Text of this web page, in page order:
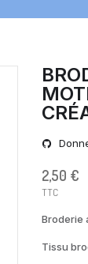
2,50 €
TTC
Broderie
Tissu